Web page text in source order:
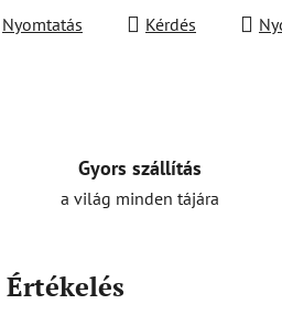
Nyomtatás Kérdés
Gyors szállítás
a világ minden tájára
Értékelés